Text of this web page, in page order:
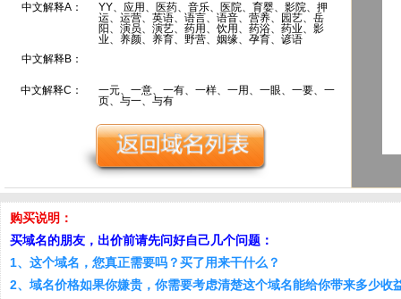
中文解释A：
YY、应用、医药、音乐、医院、育婴、影院、押
运、运营、英语、语言、语音、营养、园艺、岳
阳、演员、演艺、药用、饮用、药浴、药业、影
业、养颜、养育、野营、姻缘、孕育、谚语
中文解释B：
中文解释C：
一元、一意、一有、一样、一用、一眼、一要、一
页、与一、与有
购买说明：
买域名的朋友，出价前请先问好自己几个问题：
1、这个域名，您真正需要吗？买了用来干什么？
2、域名价格如果你嫌贵，你需要考虑清楚这个域名能给你带来多少收